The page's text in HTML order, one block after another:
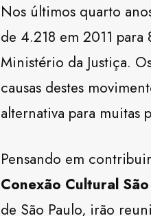
Nos últimos quarto
de 4.218 em 2011
Ministério da Justiça.
causas destes
alternativa para muitas
Pensando em
Conexão Cultural
de São Paulo, irão